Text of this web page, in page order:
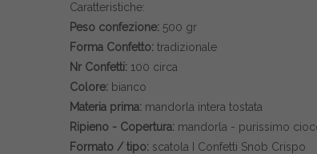
Caratteristiche:
Peso confezione: 500 gr
Forma Confetto: tradizionale
Nr Confetti: 100 circa
Colore: bianco
Materia prima: mandorla intera tostata
Ripieno - Copertura: mandorla - purissimo
Formato / tipo: scatola I Confetti Snob Crispo